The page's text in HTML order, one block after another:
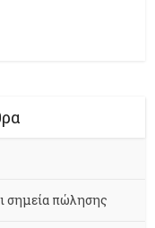
σημεία πώλησης